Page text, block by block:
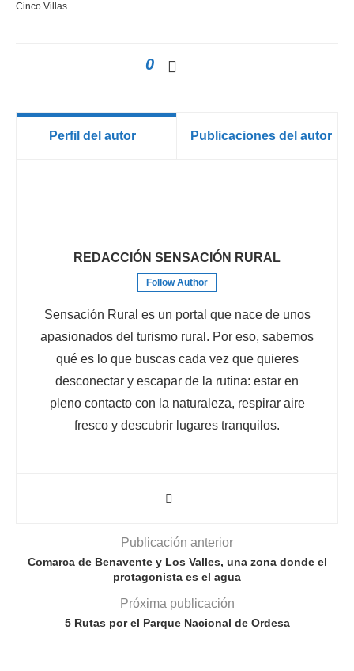
Cinco Villas
0
Perfil del autor Publicaciones del autor
REDACCIÓN SENSACIÓN RURAL
Follow Author
Sensación Rural es un portal que nace de unos
apasionados del turismo rural. Por eso, sabemos
qué es lo que buscas cada vez que quieres
desconectar y escapar de la rutina: estar en
pleno contacto con la naturaleza, respirar aire
fresco y descubrir lugares tranquilos.
Publicación anterior
Comarca de Benavente y Los Valles, una zona donde el
protagonista es el agua
Próxima publicación
5 Rutas por el Parque Nacional de Ordesa